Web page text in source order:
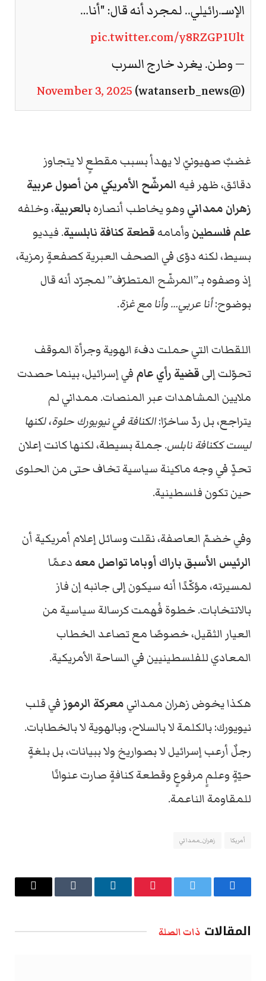
الإسـ.رائيلي.. لمجرد أنه قال: "أنا…
pic.twitter.com/y8RZGP1Ult
— وطن. يغرد خارج السرب
(@watanserb_news)
November 3, 2025
غضبٌ صهيونيّ لا يهدأ بسبب مقطعٍ لا يتجاوز
دقائق، ظهر فيه المرشّح الأمريكي من أصول عربية
زهران ممداني وهو يخاطب أنصارهبالعربية، وخلفه
علم فلسطين وأمامهقطعة كنافة نابلسية. فيديو
بسيط، لكنه دوّى في الصحف العبرية كصفعةٍ رمزية،
إذ وصفوه بـ”المرشّح المتطرّف” لمجرّد أنه قال
بوضوح:أنا عربي… وأنا مع غزة.
اللقطات التي حملت دفءَ الهوية وجرأة الموقف
تحوّلت إلىقضية رأي عام في إسرائيل، بينما حصدت
ملايين المشاهدات عبر المنصات. ممداني لم
يتراجع، بل ردّ ساخرًا:الكنافة في نيويورك حلوة، لكنها
ليست ككنافة نابلس. جملة بسيطة، لكنها كانت إعلان
تحدٍّ في وجه ماكينة سياسية تخاف حتى من الحلوى
حين تكون فلسطينية.
وفي خضمّ العاصفة، نقلت وسائل إعلام أمريكية أن
الرئيس الأسبق باراك أوباما تواصل معه دعمًا
لمسيرته، مؤكّدًا أنه سيكون إلى جانبه إن فاز
بالانتخابات. خطوة فُهمت كرسالة سياسية من
العيار الثقيل، خصوصًا مع تصاعد الخطاب
المعادي للفلسطينيين في الساحة الأمريكية.
هكذا يخوض زهران ممدانيمعركة الرموز في قلب
نيويورك: بالكلمة لا بالسلاح، وبالهوية لا بالخطابات.
رجلٌ أرعب إسرائيل لا بصواريخ ولا ببيانات، بل بلغةٍ
حيّةٍ وعلمٍ مرفوعٍ وقطعة كنافةٍ صارت عنوانًا
للمقاومة الناعمة.
أمريكا زهران_ممداني
فيسبوك تويتر بينتيريستلينكدإن Tumblr
البريد
المقالات ذات الصلة